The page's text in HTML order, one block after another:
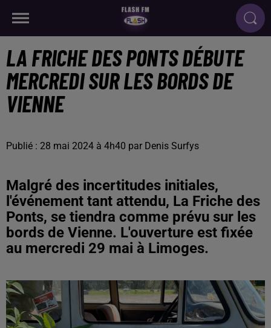
LA FRICHE DES PONTS DÉBUTE
MERCREDI SUR LES BORDS DE
VIENNE
Publié : 28 mai 2024 à 4h40 par Denis Surfys
Malgré des incertitudes initiales,
l'événement tant attendu, La Friche des
Ponts, se tiendra comme prévu sur les
bords de Vienne. L'ouverture est fixée
au mercredi 29 mai à Limoges.